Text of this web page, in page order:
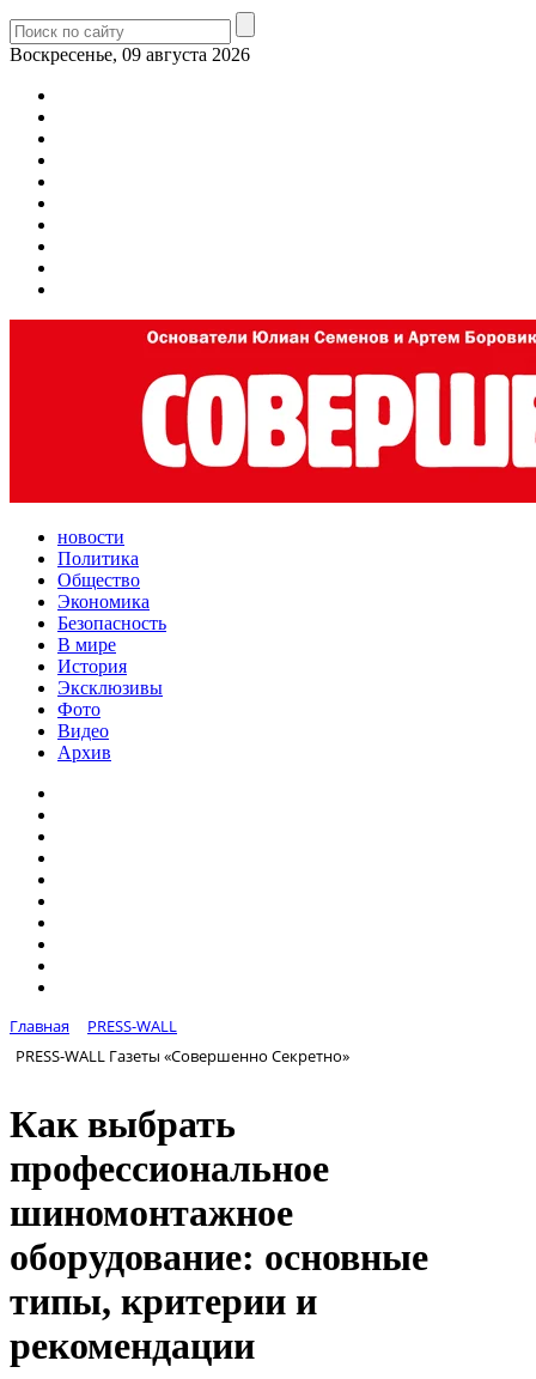
Воскресенье, 09 августа 2026
новости
Политика
Общество
Экономика
Безопасность
В мире
История
Эксклюзивы
Фото
Видео
Архив
Главная
PRESS-WALL
PRESS-WALL Газеты «Совершенно Секретно»
Как выбрать
профессиональное
шиномонтажное
оборудование: основные
типы, критерии и
рекомендации